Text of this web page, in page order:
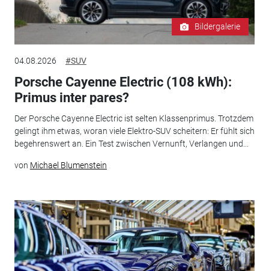
Bildergalerie
04.08.2026 #SUV
Porsche Cayenne Electric (108 kWh):
Primus inter pares?
Der Porsche Cayenne Electric ist selten Klassenprimus. Trotzdem
gelingt ihm etwas, woran viele Elektro-SUV scheitern: Er fühlt sich
begehrenswert an. Ein Test zwischen Vernunft, Verlangen und...
von Michael Blumenstein